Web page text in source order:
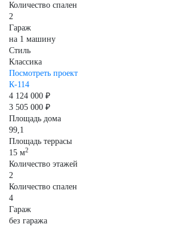
Количество спален
2
Гараж
на 1 машину
Стиль
Классика
Посмотреть проект
К-114
4 124 000 ₽
3 505 000 ₽
Площадь дома
99,1
Площадь террасы
15 м2
Количество этажей
2
Количество спален
4
Гараж
без гаража